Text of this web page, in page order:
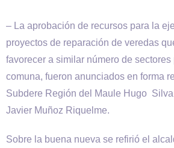
– La aprobación de recursos para la
proyectos de reparación de veredas
favorecer a similar número de
comuna, fueron anunciados en forma
Subdere Región del Maule Hugo
Javier Muñoz Riquelme.
Sobre la buena nueva se refirió el